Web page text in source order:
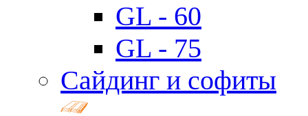
GL - 60
GL - 75
Сайдинг и софиты